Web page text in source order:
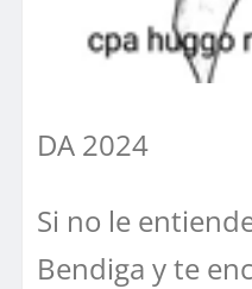
DA 2024
Si no le
Bendiga y te